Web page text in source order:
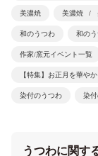
美濃焼 美濃焼
和のうつわ 和の
作家/窯元イベント一覧
【特集】お正月を華やか
染付のうつわ 染
うつわに関す